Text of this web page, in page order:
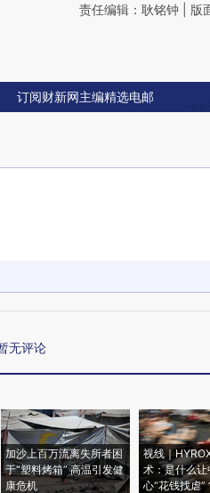
责任编辑：耿铭钟 | 版
订阅财新网主编精选电邮
无评论
加沙上百万流离失所者困
于“塑料烤箱” 高温引发健
康危机
视线｜
术：是什么
心“花钱找虐”